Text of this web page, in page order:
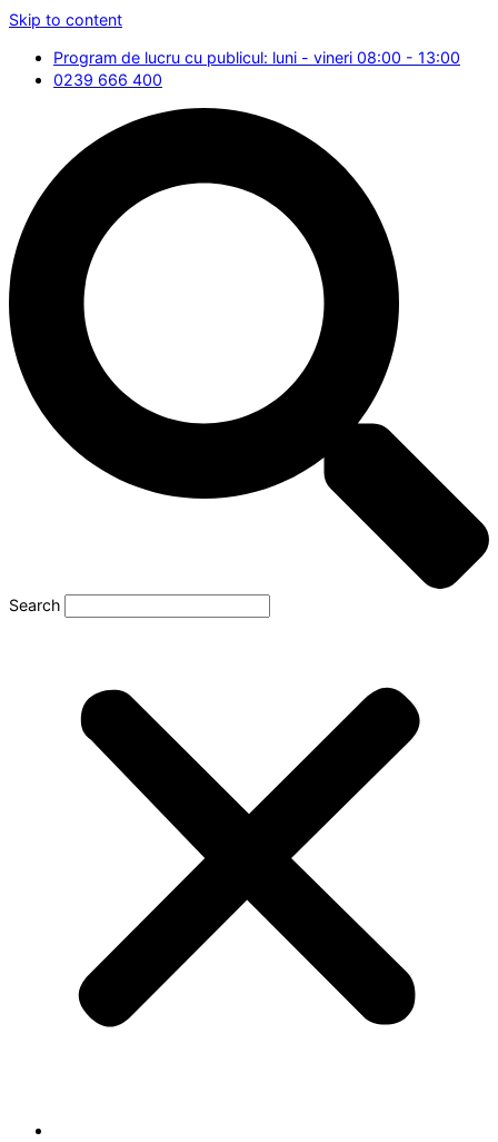
Skip to content
Program de lucru cu publicul: luni - vineri 08:00 - 13:00
0239 666 400
Search